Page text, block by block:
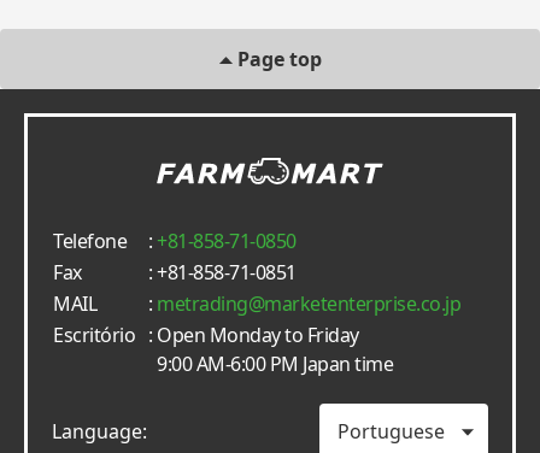
Page top
Telefone :+81-858-71-0850
Fax
: +81-858-71-0851
MAIL
: metrading
marketenterprise.co.jp
Escritório : Open Monday to Friday
9:00 AM-6:00 PM Japan time
Language: